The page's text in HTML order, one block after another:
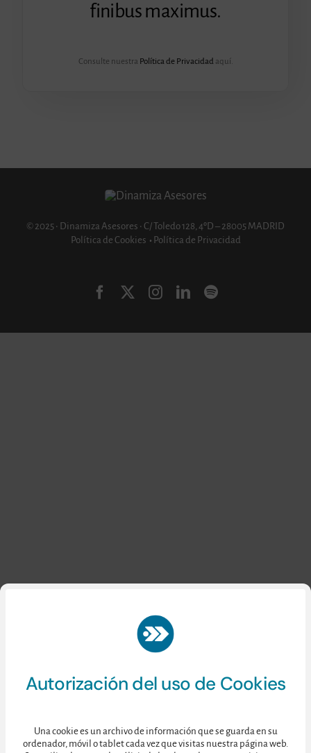
Autorización del uso de Cookies
Una cookie es un archivo de información que se guarda en su
ordenador, móvil o tablet cada vez que visitas nuestra página web.
finibus maximus.
Consulte nuestra Política de Privacidad aquí.
© 2025 • Dinamiza Asesores • C/ Toledo 128, 4ºD – 28005 MADRID
Política de Cookies • Política de Privacidad